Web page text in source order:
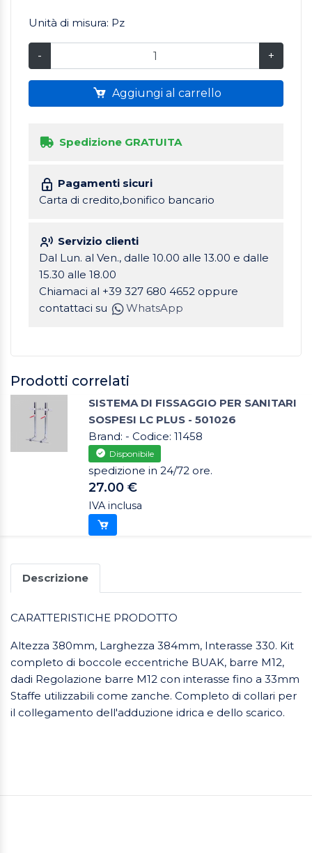
Unità di misura: Pz
- +
Aggiungi al carrello
Spedizione GRATUITA
Pagamenti sicuri
Carta di credito,bonifico bancario
Servizio clienti
Dal Lun. al Ven., dalle 10.00 alle 13.00 e dalle
15.30 alle 18.00
Chiamaci al +39 327 680 4652 oppure
contattaci su
WhatsApp
Prodotti correlati
SISTEMA DI FISSAGGIO PER SANITARI
SOSPESI LC PLUS - 501026
Brand: - Codice: 11458
Disponibile
spedizione in 24/72 ore.
27.00 €
IVA inclusa
Descrizione
CARATTERISTICHE PRODOTTO
Altezza 380mm, Larghezza 384mm, Interasse 330. Kit
completo di boccole eccentriche BUAK, barre M12,
dadi Regolazione barre M12 con interasse fino a 33mm
Staffe utilizzabili come zanche. Completo di collari per
il collegamento dell'adduzione idrica e dello scarico.